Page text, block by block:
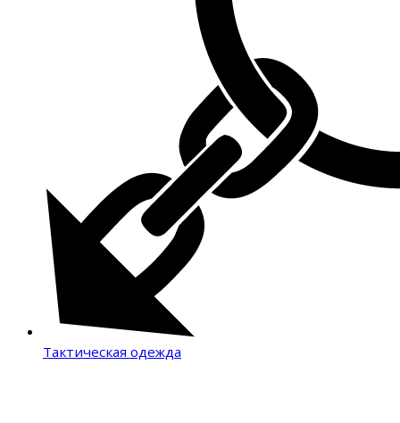
Тактическая одежда